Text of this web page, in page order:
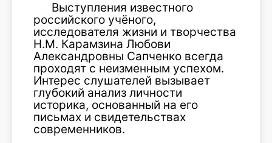
Выступления известного
российского учёного,
исследователя жизни и творчества
Н.М. Карамзина Любови
Александровны Сапченко всегда
проходят с неизменным успехом.
Интерес слушателей вызывает
глубокий анализ личности
историка, основанный на его
письмах и свидетельствах
современников.